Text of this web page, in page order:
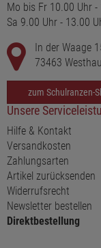
Mo bis Fr 10.00 Uhr -
Sa 9.00 Uhr - 13.00
In der Waage
73463
zum Schulranzen-
Unsere
Hilfe & Kontakt
Versandkosten
Zahlungsarten
Artikel zurücksenden
Widerrufsrecht
Newsletter bestellen
Direktbestellung